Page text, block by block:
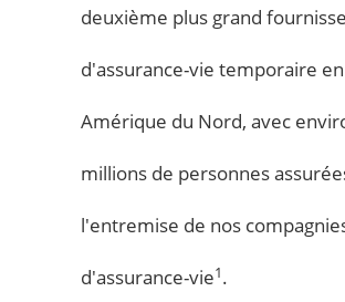
deuxième plus grand
d'assurance-vie temporaire en
Amérique du Nord, avec
millions de personnes
l'entremise de nos
d'assurance-vie1.